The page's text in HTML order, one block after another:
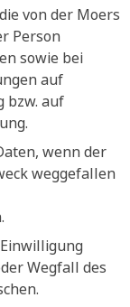
von der Moers
Person
sowie bei
auf
bzw. auf
wenn der
weggefallen
Wegfall des